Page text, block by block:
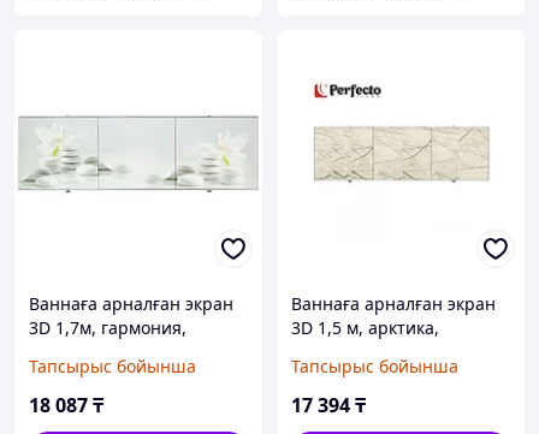
Ваннаға арналған экран
3D 1,7м, гармония,
(PERFECTO LINEA) (36-
031708)
Тапсырыс бойынша
18 087₸
Ваннаға арналған экран
3D 1,5 м, арктика,
(PERFECTO LINEA) (36-
031810)
Тапсырыс бойынша
17 394₸